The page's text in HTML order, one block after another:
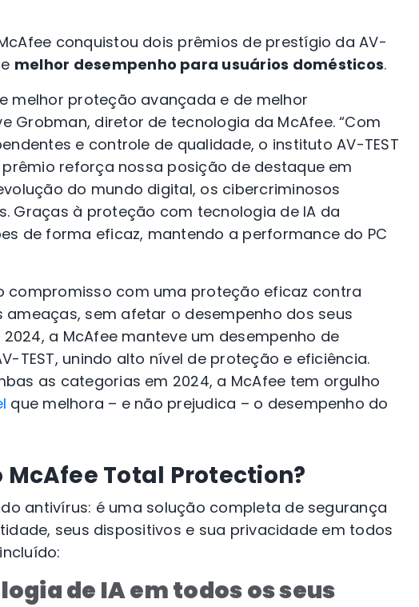
conquistou dois prêmios de prestígio da AV-
e melhor desempenho para usuários domésticos.
melhor proteção avançada e de melhor
Grobman, diretor de tecnologia da McAfee. “Com
e controle de qualidade, o instituto AV-TEST
reforça nossa posição de destaque em
do mundo digital, os cibercriminosos
Graças à proteção com tecnologia de IA da
de forma eficaz, mantendo a performance do PC
compromisso com uma proteção eficaz contra
sem afetar o desempenho dos seus
a McAfee manteve um desempenho de
TEST, unindo alto nível de proteção e eficiência.
as categorias em 2024, a McAfee tem orgulho
que melhora – e não prejudica – o desempenho do
Total Protection?
antivírus: é uma solução completa de segurança
seus dispositivos e sua privacidade em todos
de IA em todos os seus